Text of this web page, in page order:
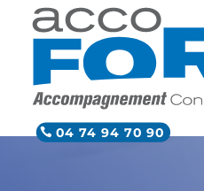
04 74 94 70 90